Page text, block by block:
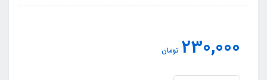
230,000 تومان